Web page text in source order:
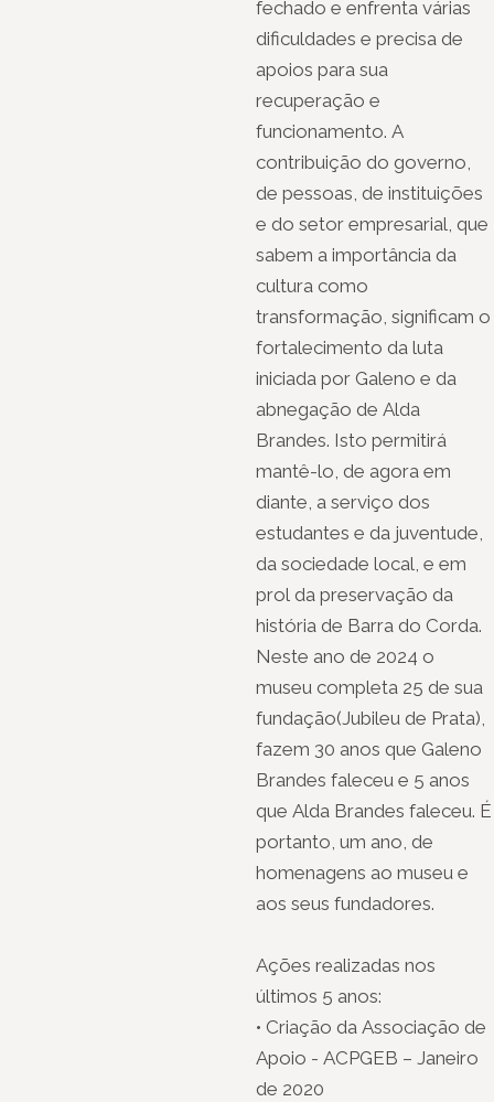
fechado e enfrenta várias
dificuldades e precisa de
apoios para sua
recuperação e
funcionamento. A
contribuição do governo,
de pessoas, de instituições
e do setor empresarial, que
sabem a importância da
cultura como
transformação, significam o
fortalecimento da luta
iniciada por Galeno e da
abnegação de Alda
Brandes. Isto permitirá
mantê-lo, de agora em
diante, a serviço dos
estudantes e da juventude,
da sociedade local, e em
prol da preservação da
história de Barra do Corda.
Neste ano de 2024 o
museu completa 25 de sua
fundação(Jubileu de Prata),
fazem 30 anos que Galeno
Brandes faleceu e 5 anos
que Alda Brandes faleceu. É
portanto, um ano, de
homenagens ao museu e
aos seus fundadores.
Ações realizadas nos
últimos 5 anos:
• Criação da Associação de
Apoio - ACPGEB – Janeiro
de 2020